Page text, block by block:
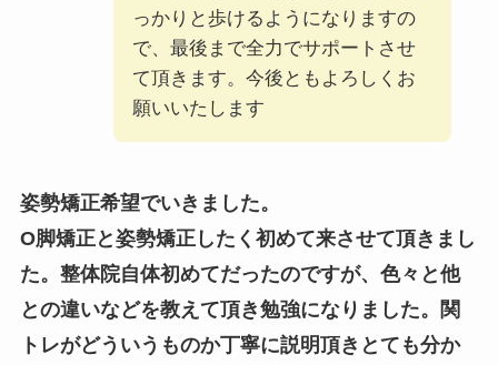
っかりと歩けるようになりますの
で、最後まで全力でサポートさせ
て頂きます。今後ともよろしくお
願いいたします
姿勢矯正希望でいきました。
O脚矯正と姿勢矯正したく初めて来させて頂きまし
た。整体院自体初めてだったのですが、色々と他
との違いなどを教えて頂き勉強になりました。関
トレがどういうものか丁寧に説明頂きとても分か